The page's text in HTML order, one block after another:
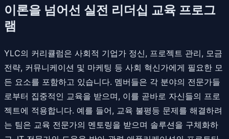
이론을 넘어선 실전 리더십 교육 프로그
램
YLC의 커리큘럼은 사회적 기업가 정신, 프로젝트 관리, 모금
전략, 커뮤니케이션 및 마케팅 등 사회 혁신가에게 필요한 모
든 요소를 포함하고 있습니다. 멤버들은 각 분야의 전문가들
로부터 집중적인 교육을 받으며, 이를 곧바로 자신들의 프로
젝트에 적용합니다. 예를 들어, 교육 불평등 문제를 해결하려
는 팀은 교육 전문가의 멘토링을 받으며 솔루션을 구체화하